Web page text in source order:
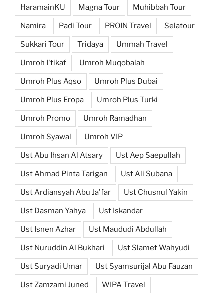
HaramainKU Magna Tour Muhibbah Tour
Namira Padi Tour PROIN Travel Selatour
Sukkari Tour Tridaya Ummah Travel
Umroh I'tikaf Umroh Muqobalah
Umroh Plus Aqso Umroh Plus Dubai
Umroh Plus Eropa Umroh Plus Turki
Umroh Promo Umroh Ramadhan
Umroh Syawal Umroh VIP
Ust Abu Ihsan Al Atsary Ust Aep Saepullah
Ust Ahmad Pinta Tarigan Ust Ali Subana
Ust Ardiansyah Abu Ja'far Ust Chusnul Yakin
Ust Dasman Yahya Ust Iskandar
Ust Isnen Azhar Ust Maududi Abdullah
Ust Nuruddin Al Bukhari Ust Slamet Wahyudi
Ust Suryadi Umar Ust Syamsurijal Abu Fauzan
Ust Zamzami Juned WIPA Travel